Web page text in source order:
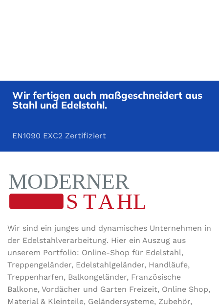
Wir fertigen auch maßgeschneidert aus
Stahl und Edelstahl.
EN1090 EXC2 Zertifiziert
Wir sind ein junges und dynamisches Unternehmen in
der Edel­stahl­ver­arbeitung. Hier ein Auszug aus
unserem Portfolio: Online-Shop für Edelstahl,
Treppengeländer, Edelstahlgeländer, Handläufe,
Treppenharfen, Balkongeländer, Französische
Balkone, Vordächer und Garten Freizeit, Online Shop,
Material & Kleinteile, Geländersysteme, Zubehör,